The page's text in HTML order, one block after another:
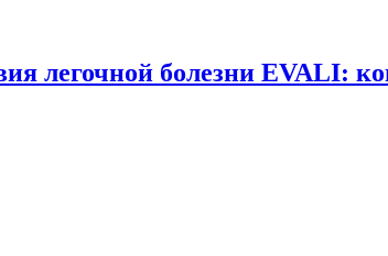
легочной болезни EVALI: